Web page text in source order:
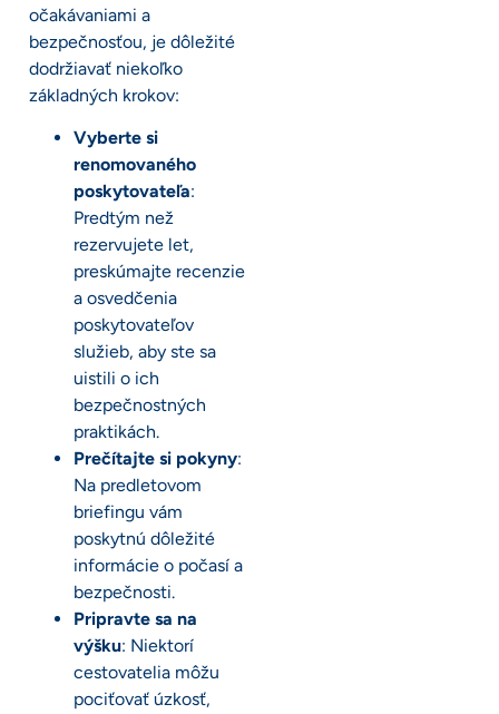
očakávaniami a
bezpečnosťou, je dôležité
dodržiavať niekoľko
základných krokov:
Vyberte si
renomovaného
poskytovateľa:
Predtým než
rezervujete let,
preskúmajte recenzie
a osvedčenia
poskytovateľov
služieb, aby ste sa
uistili o ich
bezpečnostných
praktikách.
Prečítajte si pokyny:
Na predletovom
briefingu vám
poskytnú dôležité
informácie o počasí a
bezpečnosti.
Pripravte sa na
výšku: Niektorí
cestovatelia môžu
pociťovať úzkosť,